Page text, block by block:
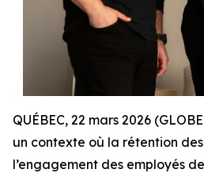
QUÉBEC, 22 mars 2026
un contexte où la rétention
l’engagement des employés